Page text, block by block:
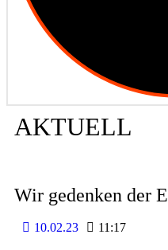
AKTUELL
Wir gedenken der
10.02.23 11:17